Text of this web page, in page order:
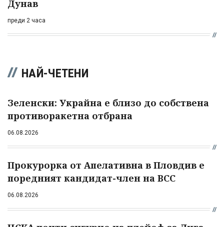
Дунав
преди 2 часа
НАЙ-ЧЕТЕНИ
Зеленски: Украйна е близо до собствена
противоракетна отбрана
06.08.2026
Прокурорка от Апелативна в Пловдив е
поредният кандидат-член на ВСС
06.08.2026